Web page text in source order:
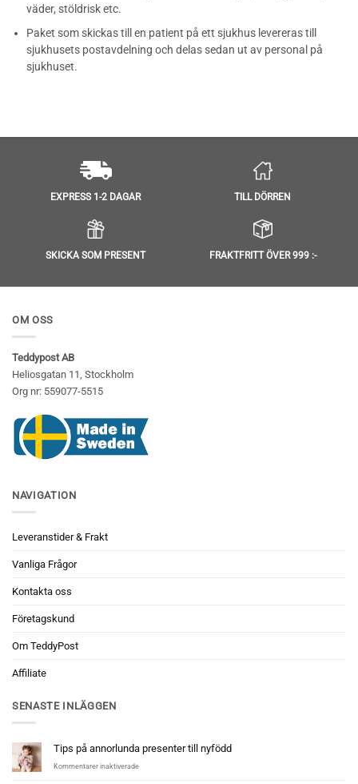
väder, stöldrisk etc.
Paket som skickas till en patient på ett sjukhus levereras till
sjukhusets postavdelning och delas sedan ut av personal på
sjukhuset.
EXPRESS 1-2 DAGAR TILL DÖRREN
SKICKA SOM PRESENT FRAKTFRITT ÖVER 999 :-
OM OSS
Teddypost AB
Heliosgatan 11, Stockholm
Org nr: 559077-5515
NAVIGATION
Leveranstider & Frakt
Vanliga Frågor
Kontakta oss
Företagskund
Om TeddyPost
Affiliate
SENASTE INLÄGGEN
Tips på annorlunda presenter till nyfödd
Kommentarer inaktiveradeför